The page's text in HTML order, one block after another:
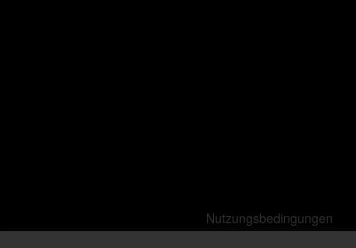
Nutzungsbedingungen